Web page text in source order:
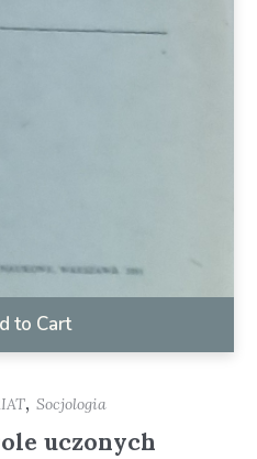
to Cart
, Socjologia
uczonych